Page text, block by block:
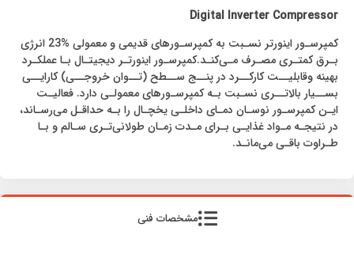
Digital Inverter Compressor
کمپرسـور اینورتر نسـبت به کمپرسـورهای قدیمی و معمولی %23 انرژی
بـرق کمتـری مصـرف مـی‌کنـد.کمپرسـور اینورتـر دیجیتـال بـا عملکـرد
بهینه وقابلیــت کارکــرد در پنــج ســطح (تــوان خروجــی) کارایــی
بســیار بالاتــری نسـبت بـه کمپرسـورهای معمولـی دارد. فعالیـت
ایـن کمپرسـور نوسـان دمـای داخلـی یخچـال را بـه حداقـل می‌رسـاند،
در نتیجـه مـواد غذایـی بـرای مـدت زمـان طولانی‌تـری سـالم و بـا
طـراوت باقـی می‌مانـد.
مشخصات فنی